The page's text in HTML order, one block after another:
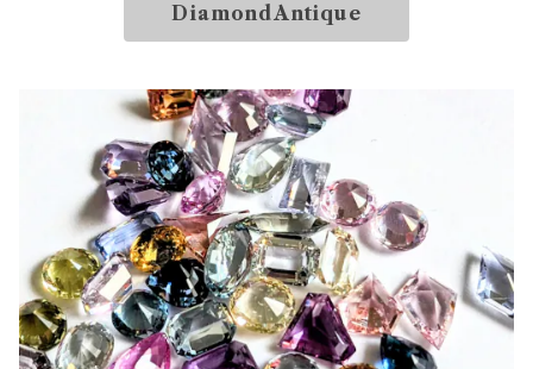
DiamondAntique